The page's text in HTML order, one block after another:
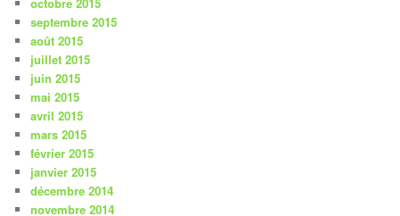
septembre 2015
août 2015
juillet 2015
juin 2015
mai 2015
avril 2015
mars 2015
février 2015
janvier 2015
décembre 2014
novembre 2014